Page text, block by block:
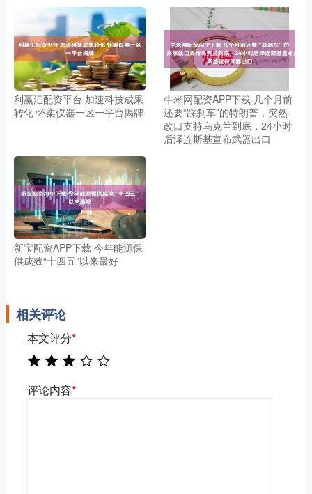
利赢汇配资平台 加速科技成果
转化 怀柔仪器一区一平台揭牌
牛米网配资APP下载 几个月前
还要“踩刹车”的特朗普，突然
改口支持乌克兰到底，24小时
后泽连斯基宣布武器出口
新宝配资APP下载 今年能源保
供成效“十四五”以来最好
相关评论
本文评分*
评论内容*